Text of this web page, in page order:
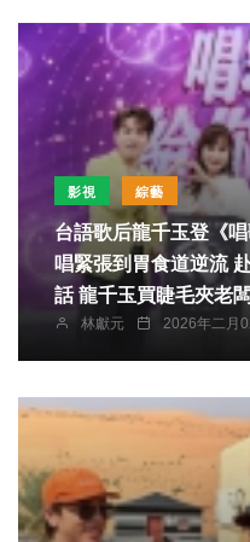
影視 綜藝
台語歌后龍千玉登《唱歌給
唱緊張到胃食道逆流 赴俄羅斯拍MV語言不通鬧笑
話 龍千玉買睫毛夾老
林獻元 2026年二月